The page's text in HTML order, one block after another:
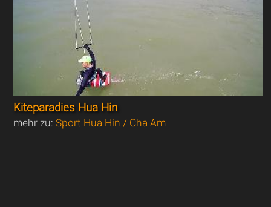
Kiteparadies Hua Hin
mehr zu:Sport Hua Hin / Cha Am